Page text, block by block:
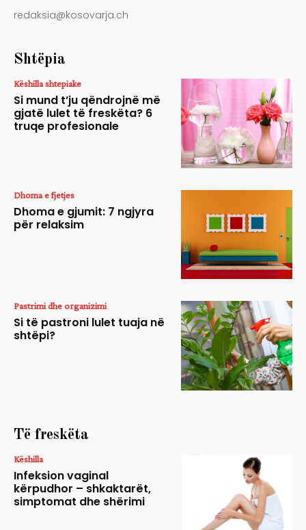
redaksia@kosovarja.ch
Shtëpia
Këshilla shtepiake
Si mund t’ju qëndrojnë më
gjatë lulet të freskëta? 6
truqe profesionale
Dhoma e fjetjes
Dhoma e gjumit: 7 ngjyra
për relaksim
Pastrimi dhe organizimi
Si të pastroni lulet tuaja në
shtëpi?
Të freskëta
Këshilla
Infeksion vaginal
kërpudhor – shkaktarët,
simptomat dhe shërimi